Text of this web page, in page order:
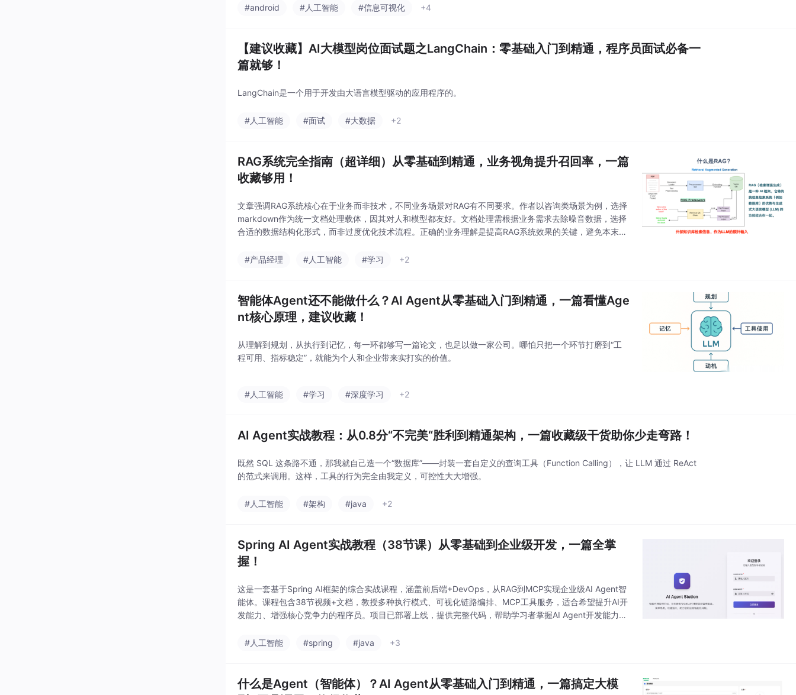
#android #人工智能 #信息可视化 +4
【建议收藏】AI大模型岗位面试题之​​LangChain：零基础入门到精通，程序员面试必备一
篇就够！
LangChain是一个用于开发由大语言模型驱动的应用程序的。
#人工智能 #面试 #大数据 +2
RAG系统完全指南（超详细）从零基础到精通，业务视角提升召回率，一篇
收藏够用！
文章强调RAG系统核心在于业务而非技术，不同业务场景对RAG有不同要求。作者以咨询类场景为例，选择
markdown作为统一文档处理载体，因其对人和模型都友好。文档处理需根据业务需求去除噪音数据，选择
合适的数据结构化形式，而非过度优化技术流程。正确的业务理解是提高RAG系统效果的关键，避免本末倒
做RAG的
#产品经理 #人工智能 #学习 +2
智能体Agent还不能做什么？AI Agent从零基础入门到精通，一篇看懂Age
nt核心原理，建议收藏！
从理解到规划，从执行到记忆，每一环都够写一篇论文，也足以做一家公司。哪怕只把一个环节打磨到“工
程可用、指标稳定”，就能为个人和企业带来实打实的价值。
#人工智能 #学习 #深度学习 +2
AI Agent实战教程：从0.8分“不完美“胜利到精通架构，一篇收藏级干货助你少走弯路！
既然 SQL 这条路不通，那我就自己造一个“数据库”——封装一套自定义的查询工具（Function Calling），让 LLM 通过 ReAct
的范式来调用。这样，工具的行为完全由我定义，可控性大大增强。
#人工智能 #架构 #java +2
Spring AI Agent实战教程（38节课）从零基础到企业级开发，一篇全掌
握！
这是一套基于Spring AI框架的综合实战课程，涵盖前后端+DevOps，从RAG到MCP实现企业级AI Agent智
能体。课程包含38节视频+文档，教授多种执行模式、可视化链路编排、MCP工具服务，适合希望提升AI开
发能力、增强核心竞争力的程序员。项目已部署上线，提供完整代码，帮助学习者掌握AI Agent开发能力和
#人工智能
#spring #java +3
什么是Agent（智能体）？AI Agent从零基础入门到精通，一篇搞定大模